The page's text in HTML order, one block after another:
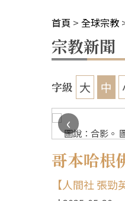
首頁 > 全球宗教
宗教新聞
字級 大 中
圖說：合影。
‹
哥本哈根
【人間社 張勁